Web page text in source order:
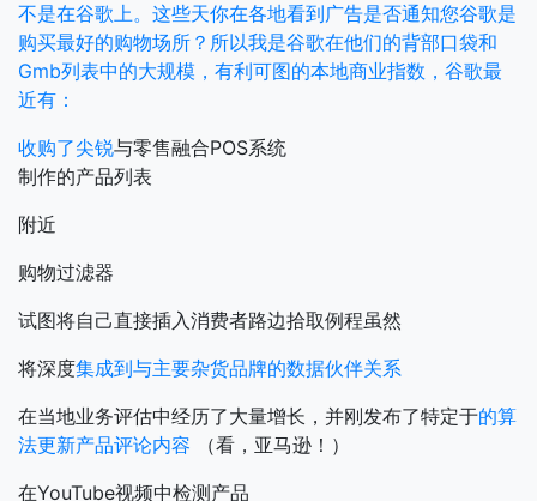
不是在谷歌上。这些天你在各地看到广告是否通知您谷歌是
购买最好的购物场所？所以我是谷歌在他们的背部口袋和
Gmb列表中的大规模，有利可图的本地商业指数，谷歌最
近有：
收购了尖锐与零售融合POS系统
制作的产品列表
附近
购物过滤器
试图将自己直接插入消费者路边拾取例程虽然
将深度集成到与主要杂货品牌的数据伙伴关系
在当地业务评估中经历了大量增长，并刚发布了特定于的算
法更新产品评论内容 （看，亚马逊！）
在YouTube视频中检测产品